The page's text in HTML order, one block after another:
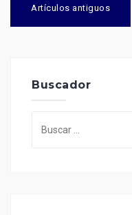
Artículos antiguos
Buscador